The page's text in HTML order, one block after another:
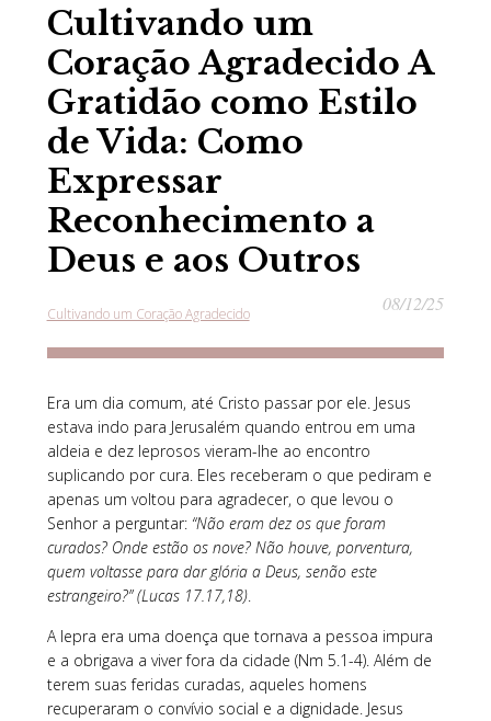
SOBRE
FRUTÍFERAS
Cultivando um
Coração Agradecido A
Gratidão como Estilo
de Vida: Como
Expressar
Reconhecimento a
Deus e aos Outros
Cultivando um Coração Agradecido 08/12/25
Era um dia comum, até Cristo passar por ele. Jesus
estava indo para Jerusalém quando entrou em uma
aldeia e dez leprosos vieram-lhe ao encontro
suplicando por cura. Eles receberam o que pediram e
apenas um voltou para agradecer, o que levou o
Senhor a perguntar: “Não eram dez os que foram
curados? Onde estão os nove? Não houve, porventura,
quem voltasse para dar glória a Deus, senão este
estrangeiro?” (Lucas 17.17,18).
A lepra era uma doença que tornava a pessoa impura
e a obrigava a viver fora da cidade (Nm 5.1-4). Além de
terem suas feridas curadas, aqueles homens
recuperaram o convívio social e a dignidade. Jesus